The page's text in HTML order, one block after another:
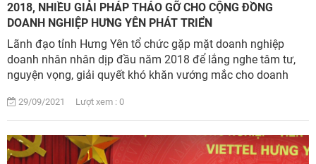
2018, NHIỀU GIẢI PHÁP THÁO GỠ CHO CỘNG ĐỒNG
DOANH NGHIỆP HƯNG YÊN PHÁT TRIỂN
Lãnh đạo tỉnh Hưng Yên tổ chức gặp mặt doanh nghiệp
doanh nhân nhân dịp đầu năm 2018 để lắng nghe tâm tư,
nguyện vọng, giải quyết khó khăn vướng mắc cho doanh
29/09/2021 Lượt xem : 0